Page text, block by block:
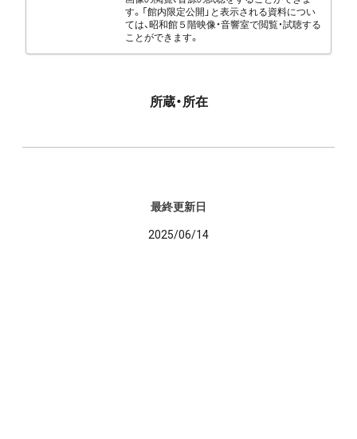
す。「館内限定公開」と表示される資料につい
ては、昭和館５階映像・音響室で閲覧・試聴する
ことができます。
所蔵・所在
最終更新日
2025/06/14